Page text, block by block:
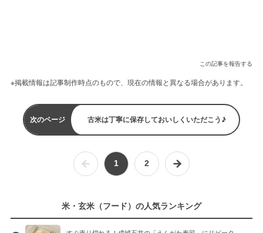
この記事を報告する
※掲載情報は記事制作時点のもので、現在の情報と異なる場合があります。
次のページ 古米は丁寧に保存しておいしくいただこう♪
1 2
米・玄米（フード）の人気ランキング